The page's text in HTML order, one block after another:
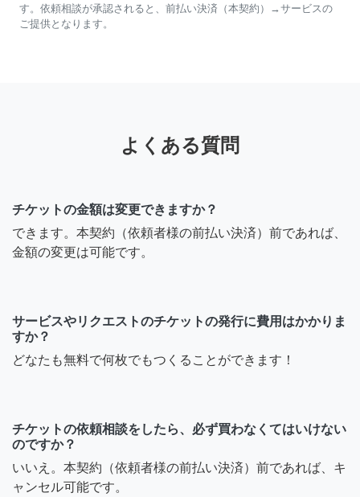
す。依頼相談が承認されると、前払い決済（本契約）→サービスの
ご提供となります。
よくある質問
チケットの金額は変更できますか？
できます。本契約（依頼者様の前払い決済）前であれば、
金額の変更は可能です。
サービスやリクエストのチケットの発行に費用はかかりま
すか？
どなたも無料で何枚でもつくることができます！
チケットの依頼相談をしたら、必ず買わなくてはいけない
のですか？
いいえ。本契約（依頼者様の前払い決済）前であれば、キ
ャンセル可能です。